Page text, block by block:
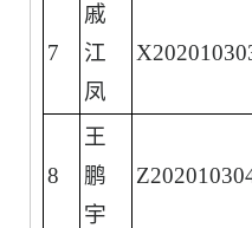
7
戚
江
凤
8
王
鹏
宇